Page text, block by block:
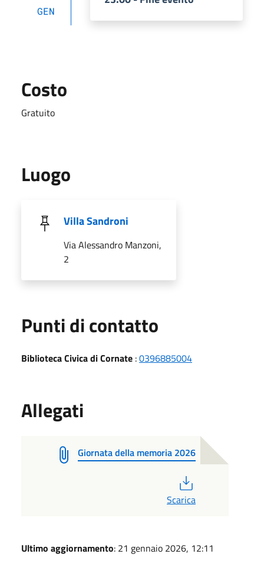
GEN
Costo
Gratuito
Luogo
Villa Sandroni
Via Alessandro Manzoni,
2
Punti di contatto
Biblioteca Civica di Cornate :0396885004
Allegati
Giornata della memoria 2026
Scarica
Ultimo aggiornamento: 21 gennaio 2026, 12:11